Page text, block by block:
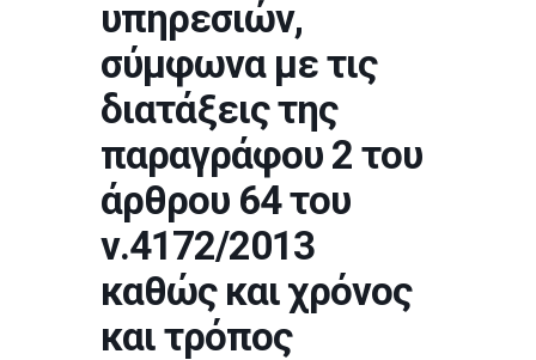
υπηρεσιών,
σύμφωνα με τις
διατάξεις της
παραγράφου 2 του
άρθρου 64 του
ν.4172/2013
καθώς και χρόνος
και τρόπος